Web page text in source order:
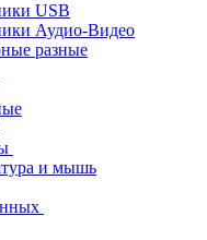
USB
Аудио-Видео
разные
и мышь